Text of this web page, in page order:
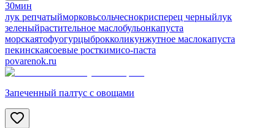
30мин
лук репчатыйморковьсольчеснокрисперец черныйлук
зеленыйрастительное маслобульонкапуста
морскаятофуогурцыброкколикунжутное маслокапуста
пекинскаясоевые росткимисо-паста
povarenok.ru
Запеченный палтус с овощами